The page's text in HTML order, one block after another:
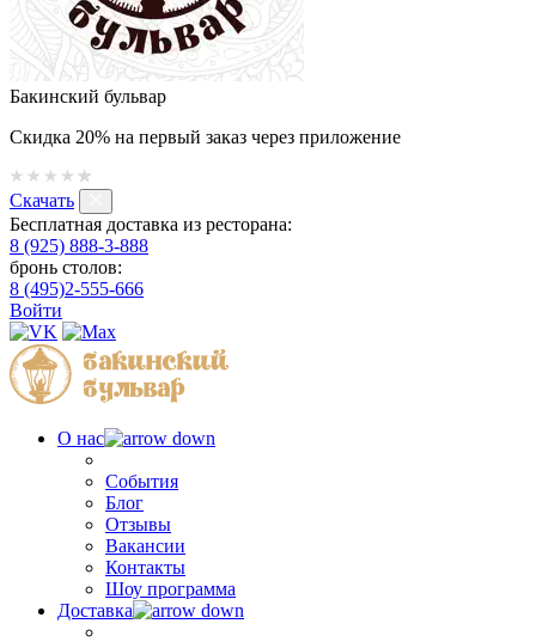
Бакинский бульвар
Скидка 20% на первый заказ через приложение
Скачать
Бесплатная доставка из ресторана:
8 (925) 888-3-888
бронь столов:
8 (495)2-555-666
Войти
О нас
События
Блог
Отзывы
Вакансии
Контакты
Шоу программа
Доставка